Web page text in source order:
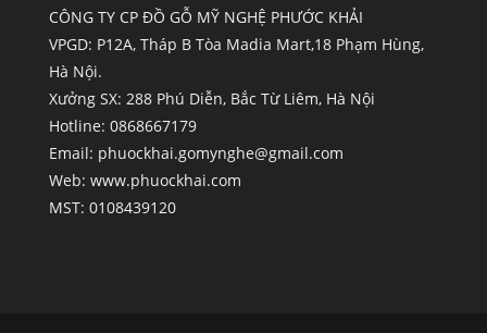
CÔNG TY CP ĐỒ GỖ MỸ NGHỆ PHƯỚC KHẢI
VPGD: P12A, Tháp B Tòa Madia Mart,18 Phạm Hùng,
Hà Nội.
Xưởng SX: 288 Phú Diễn, Bắc Từ Liêm, Hà Nội
Hotline: 0868667179
Email: phuockhai.gomynghe@gmail.com
Web: www.phuockhai.com
MST: 0108439120